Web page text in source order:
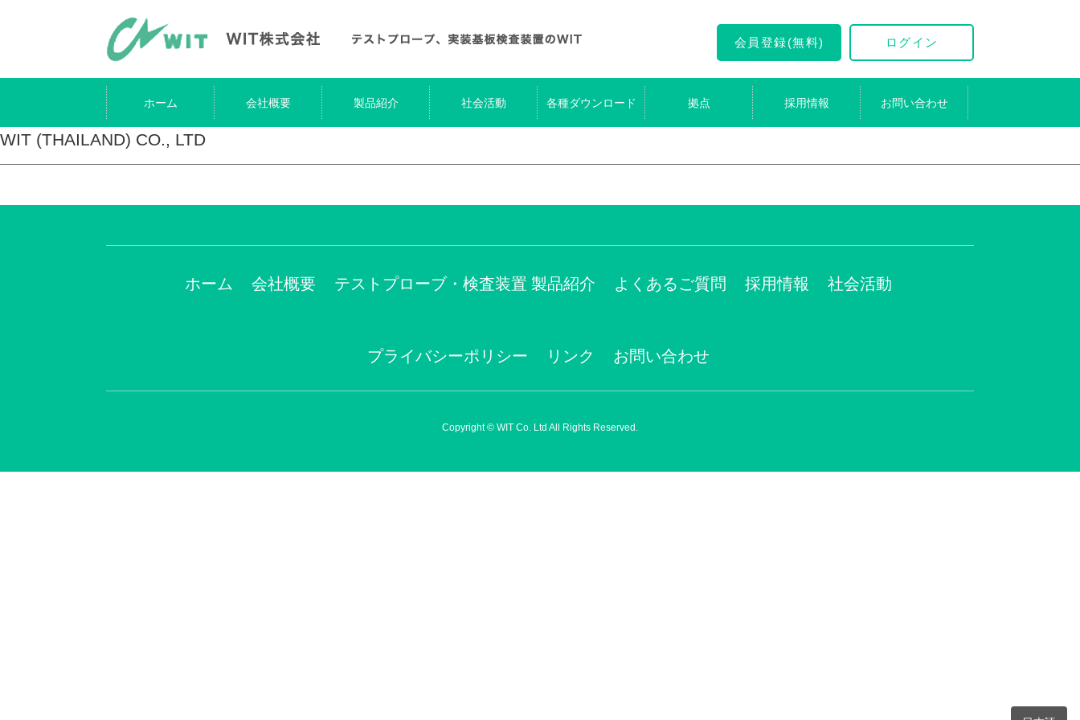
会員登録(無料) ログイン
ホーム 会社概要 製品紹介 社会活動 各種ダウンロード 拠点 採用情報 お問い合わせ
WIT (THAILAND) CO., LTD
ホーム 会社概要 テストプローブ・検査装置 製品紹介 よくあるご質問 採用情報 社会活動
プライバシーポリシー リンク お問い合わせ
Copyright © WIT Co. Ltd All Rights Reserved.